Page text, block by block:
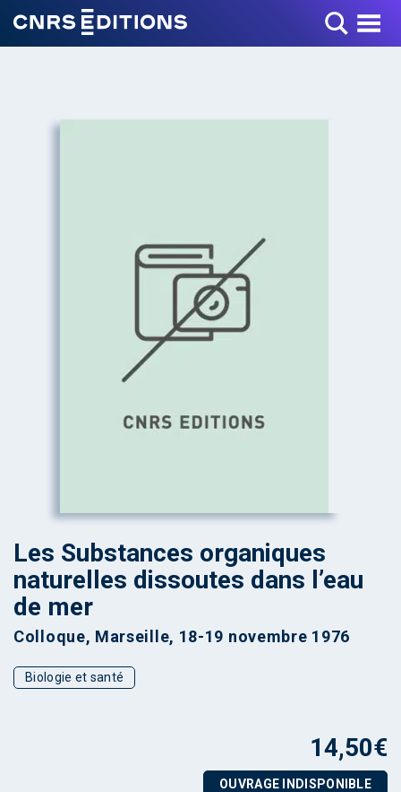
Toggle Menu
Les Substances organiques
naturelles dissoutes dans l’eau
de mer
Colloque, Marseille, 18-19 novembre 1976
Biologie et santé
14,50€
OUVRAGE INDISPONIBLE